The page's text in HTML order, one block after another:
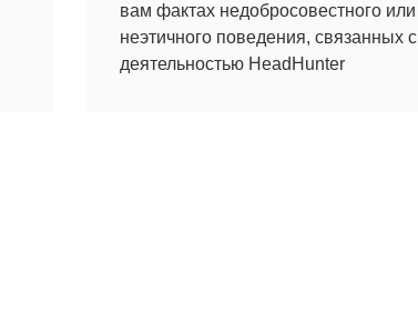
вам фактах недобросовестного или
неэтичного поведения, связанных с
деятельностью HeadHunter